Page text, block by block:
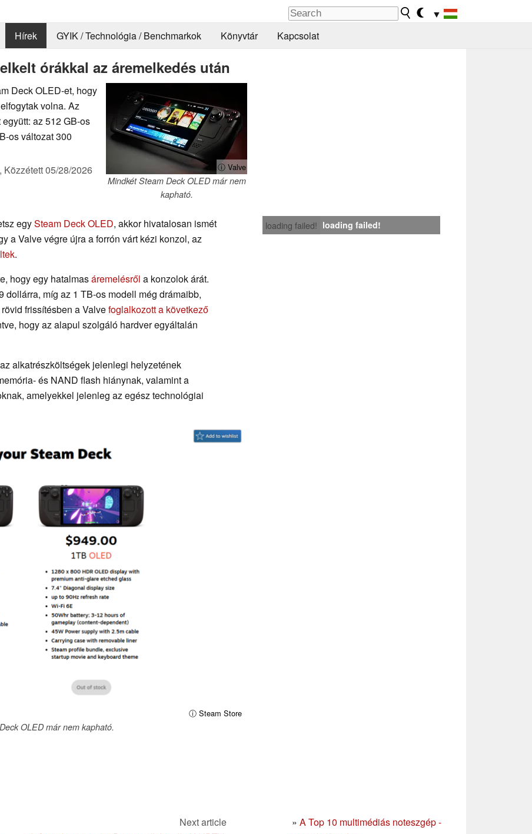
▼
Hírek GYIK / Technológia / Benchmarkok Könyvtár Kapcsolat
órákkal az áremelkedés után
ⓘ Valve
Mindkét Steam Deck OLED már nem
kapható.
Deck OLED-et, hogy
volna. Az
az 512 GB-os
os változat 300
Közzétett05/28/2026
loading failed! loading failed!
egySteam Deck OLED, akkor hivatalosan ismét
a Valve végre újra a forrón várt kézi konzol, az
.
hogy egy hatalmasáremelésről a konzolok árát.
míg az 1 TB-os modell még drámaibb,
frissítésben a Valvefoglalkozott a következő
hogy az alapul szolgáló hardver egyáltalán
alkatrészköltségek jelenlegi helyzetének
és NAND flash hiánynak, valamint a
amelyekkel jelenleg az egész technológiai
ⓘ Steam Store
OLED már nem kapható.
» A Top 10 multimédiás noteszgép -
Next article